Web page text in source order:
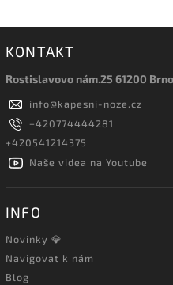
KONTAKT
Rostislavovo nám.25 61200 Brno
info@kapesni-noze.cz
+420774444281
+420541214375
Naše videa na Youtube
INFO
Novinky 💎
Navigovat k nám
Blog